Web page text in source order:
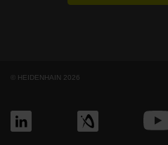
© HEIDENHAIN 2026